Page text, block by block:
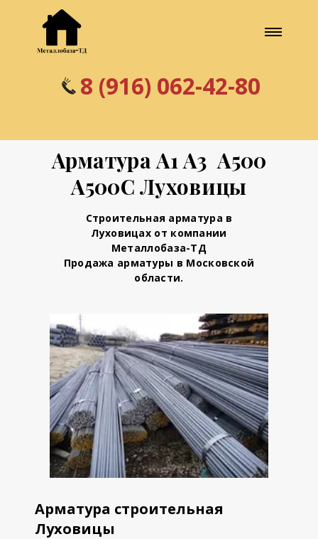
8 (916) 062-42-80
Арматура А1 А3 А500
А500С Луховицы
Строительная арматура в
Луховицах от компании
Металлобаза-ТД
Продажа арматуры в Московской
области.
Арматура строительная
Луховицы